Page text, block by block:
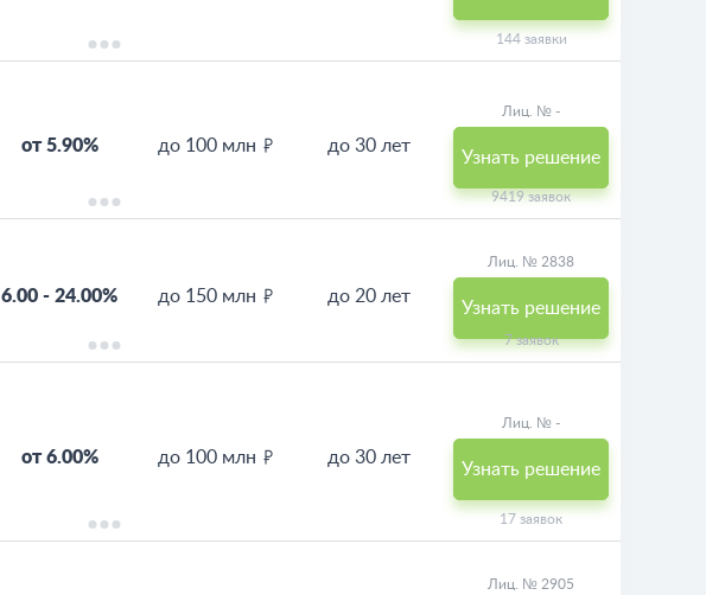
144 заявки
от 5.90% до 100 млн до 30 лет
Лиц. № -
Узнать решение
9419 заявок
6.00 -24.00% до 150 млн до 20 лет
Лиц. № 2838
Узнать решение
7 заявок
от 6.00% до 100 млн до 30 лет
Лиц. № -
Узнать решение
17 заявок
Лиц. № 2905